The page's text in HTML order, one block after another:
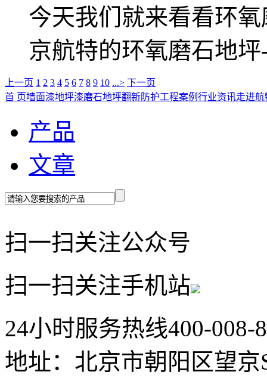
今天我们就来看看环
京航特的环氧磨石地
上一页 1 2 3 4 5 6 7 8 9 10 ...> 下一页
首 页墙面漆地坪漆磨石地坪翻新防护工程案例 行业资讯走进航
产品
文章
扫一扫关注公众号
扫一扫关注手机站
24小时服务热线400-008-
地址：北京市朝阳区望京